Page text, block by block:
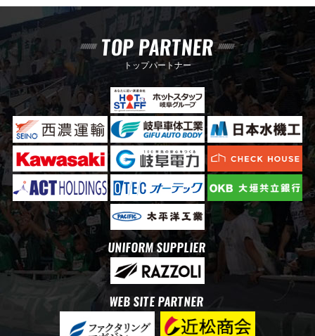
TOP PARTNER
トップパートナー
UNIFORM SUPPLIER
WEB SITE PARTNER